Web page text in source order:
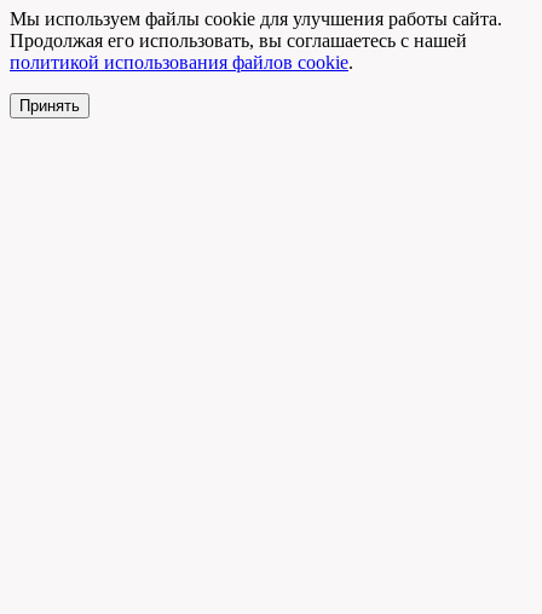
Мы используем файлы cookie для улучшения работы сайта.
Продолжая его использовать, вы соглашаетесь с нашей
политикой использования файлов cookie.
Принять